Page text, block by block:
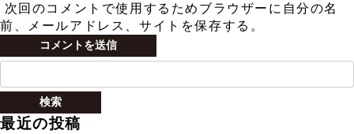
次回のコメントで使用するためブラウザーに自分の名
前、メールアドレス、サイトを保存する。
検
最近の投稿